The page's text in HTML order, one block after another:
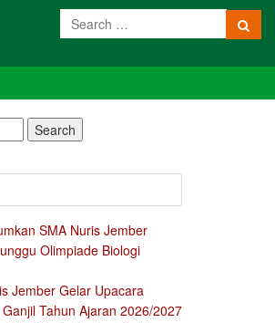
SMA Nuris Jember
Olimpiade Biologi
Jember Gelar Upacara
Tahun Ajaran 2026/2027